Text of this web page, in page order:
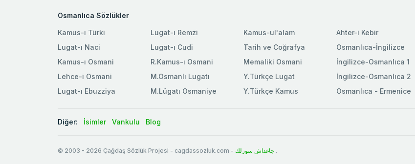
Osmanlıca Sözlükler
Kamus-ı Türki
Lugat-ı Naci
Kamus-ı Osmani
Lehce-i Osmani
Lugat-ı Ebuzziya
Lugat-ı Remzi
Lugat-ı Cudi
R.Kamus-ı Osmani
M.Osmanlı Lugatı
M.Lügatı Osmaniye
Kamus-ul'alam
Tarih ve Coğrafya
Memaliki Osmani
Y.Türkçe Lugat
Y.Türkçe Kamus
Ahter-i Kebir
Osmanlıca-İngilizce
İngilizce-Osmanlıca 1
İngilizce-Osmanlıca 2
Osmanlıca - Ermenice
Diğer: İsimler Vankulu Blog
© 2003 - 2026 Çağdaş Sözlük Projesi - cagdassozluk.com - چاغداش سوزلك .